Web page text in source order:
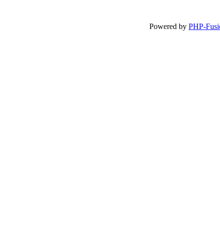
Powered by PHP-